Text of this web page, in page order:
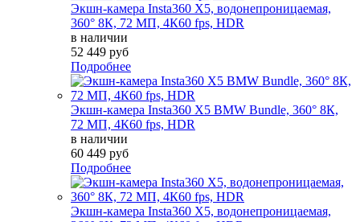
Экшн-камера Insta360 X5, водонепроницаемая,
360° 8К, 72 МП, 4К60 fps, HDR
в наличии
52 449 руб
Подробнее
Экшн-камера Insta360 X5 BMW Bundle, 360° 8К,
72 МП, 4К60 fps, HDR
в наличии
60 449 руб
Подробнее
Экшн-камера Insta360 X5, водонепроницаемая,